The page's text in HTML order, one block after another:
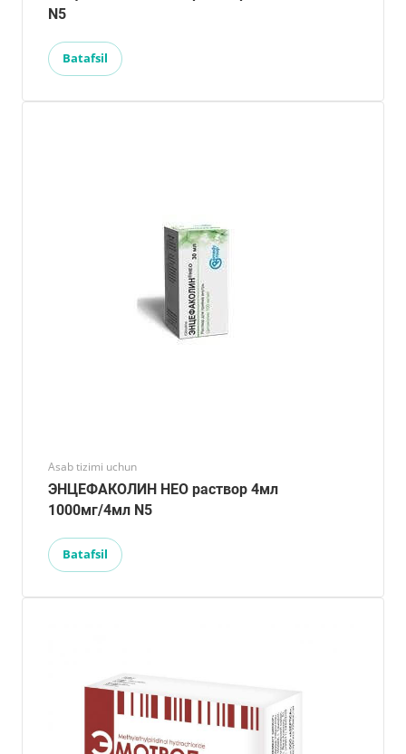
N5
Batafsil
Asab tizimi uchun
ЭНЦЕФАКОЛИН НЕО раствор 4мл
1000мг/4мл N5
Batafsil